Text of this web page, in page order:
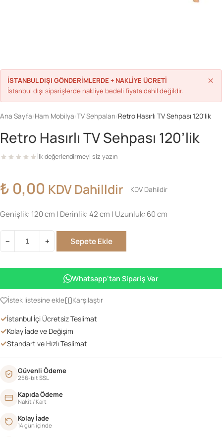
Hesap Oluştur
İSTANBUL DIŞI GÖNDERİMLERDE + NAKLİYE ÜCRETİ
İstanbul dışı siparişlerde nakliye bedeli fiyata dahil değildir.
×
Ana Sayfa Ham Mobilya TV Sehpaları Retro Hasırlı TV Sehpası 120’lik
Retro Hasırlı TV Sehpası 120’lik
İlk değerlendirmeyi siz yazın
₺ 0,00 KDV Dahilldir KDV Dahildir
Genişlik: 120 cm | Derinlik: 42 cm | Uzunluk: 60 cm
−
TV
120'lik
+ Sepete Ekle
Whatsapp'tan Sipariş Ver
İstek listesine ekle Karşılaştır
✓İstanbul İçi Ücretsiz Teslimat
✓Kolay İade ve Değişim
✓Standart ve Hızlı Teslimat
Güvenli Ödeme
256-bit SSL
Kapıda Ödeme
Nakit / Kart
Kolay İade
14 gün içinde